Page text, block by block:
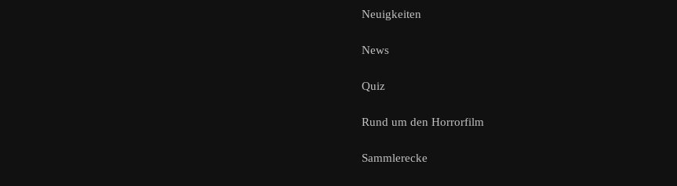
Neuigkeiten
News
Quiz
Rund um den Horrorfilm
Sammlerecke